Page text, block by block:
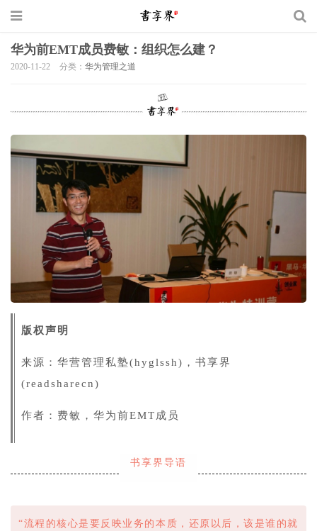
华为前EMT成员费敏：组织怎么建？
2020-11-22 分类： 华为管理之道
版权声明
来源：华营管理私塾(hyglssh)，书享界
(readsharecn)
作者：费敏，华为前EMT成员
书享界导语
“流程的核心是要反映业务的本质，还原以后，该是谁的就